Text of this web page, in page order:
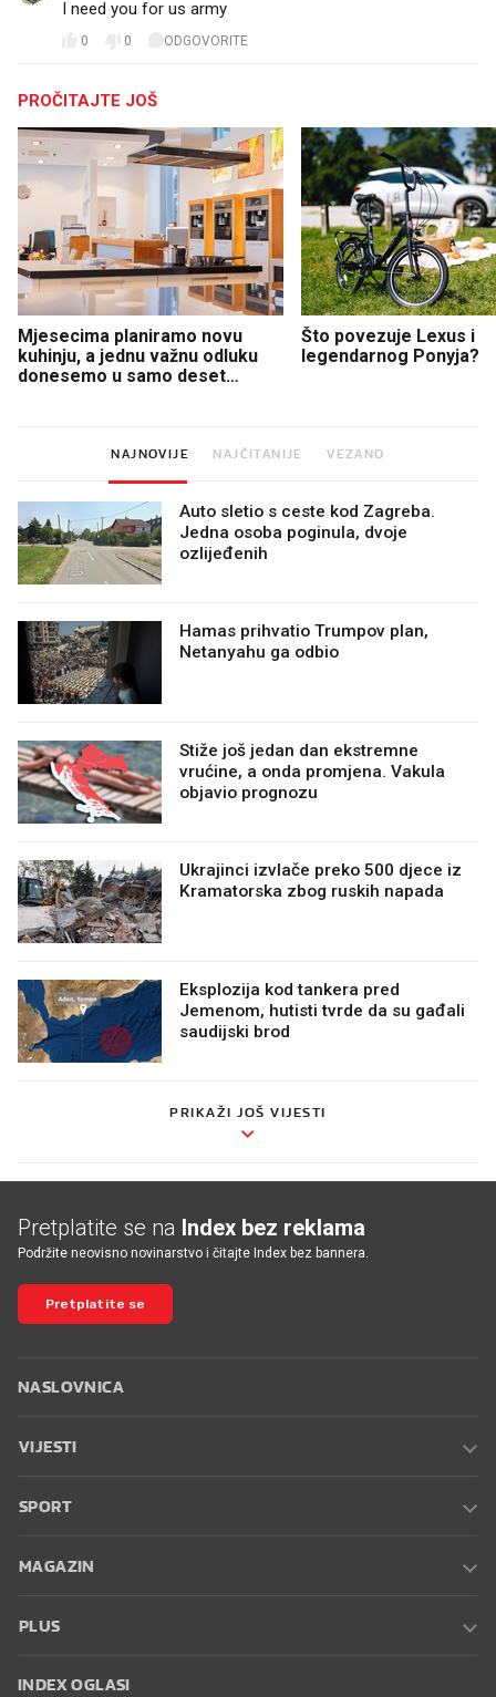
I need you for us army
0 0 ODGOVORITE
PROČITAJTE JOŠ
Mjesecima planiramo novu
kuhinju, a jednu važnu odluku
donesemo u samo deset
Što povezuje Lexus i
legendarnog Ponyja?
NAJNOVIJE NAJČITANIJE VEZANO
Auto sletio s ceste kod Zagreba.
Jedna osoba poginula, dvoje
ozlijeđenih
Hamas prihvatio Trumpov plan,
Netanyahu ga odbio
Stiže još jedan dan ekstremne
vrućine, a onda promjena. Vakula
objavio prognozu
Ukrajinci izvlače preko 500 djece iz
Kramatorska zbog ruskih napada
Eksplozija kod tankera pred
Jemenom, hutisti tvrde da su gađali
saudijski brod
PRIKAŽI JOŠ VIJESTI
Pretplatite se na Index bez reklama
Podržite neovisno novinarstvo i čitajte Index bez bannera.
Pretplatite se
NASLOVNICA
VIJESTI
SPORT
MAGAZIN
PLUS
INDEX OGLASI